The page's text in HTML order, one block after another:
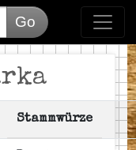
Go
Stammwürze